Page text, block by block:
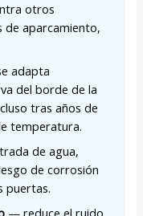
otros
de aparcamiento,
adapta
del borde de la
tras años de
temperatura.
de agua,
de corrosión
puertas.